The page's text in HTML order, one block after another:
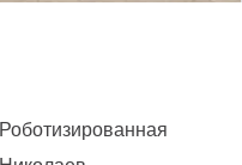
Роботизированная